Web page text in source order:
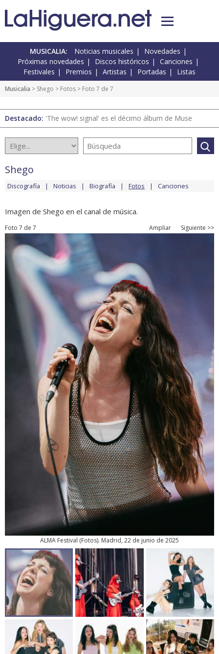
MUSICALIA: Noticias musicales
Novedades
Próximas novedades
Discos históricos
Canciones
Festivales
Premios Artistas Portadas Listas
Musicalia > Shego > Fotos > Foto 7 de 7
Destacado: 'The wow! signal' es el décimo álbum de Muse
Shego
Discografía Noticias Biografía Fotos Canciones
Imagen de Shego en el canal de música.
Foto 7 de 7 Ampliar Siguiente >>
ALMA Festival (Fotos). Madrid, 22 de junio de 2025